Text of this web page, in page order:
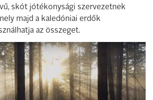
skót jótékonysági szervezetnek
majd a kaledóniai erdők
az összeget.